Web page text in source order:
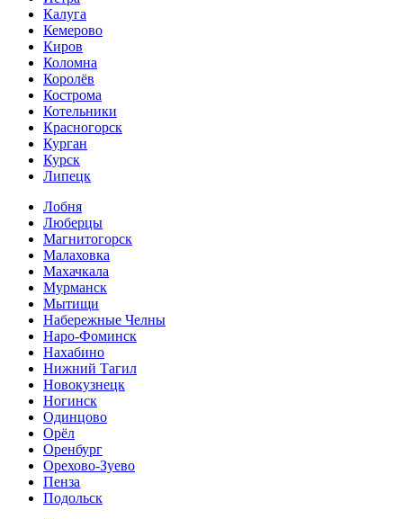
Калуга
Кемерово
Киров
Коломна
Королёв
Кострома
Котельники
Красногорск
Курган
Курск
Липецк
Лобня
Люберцы
Магнитогорск
Малаховка
Махачкала
Мурманск
Мытищи
Набережные Челны
Наро-Фоминск
Нахабино
Нижний Тагил
Новокузнецк
Ногинск
Одинцово
Орёл
Оренбург
Орехово-Зуево
Пенза
Подольск